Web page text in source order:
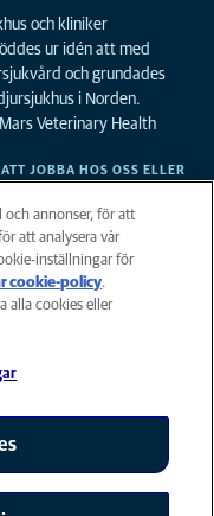
och kliniker
ur idén att med
och grundades
i Norden.
Veterinary Health
JOBBA HOS OSS ELLER
© 2026
och annonser, för att
att analysera vår
inställningar för
cookie-policy(opens in a
new tab)
.
alla cookies eller